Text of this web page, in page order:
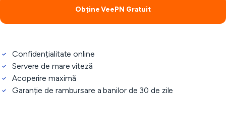
Obține VeePN Gratuit
Confidențialitate online
Servere de mare viteză
Acoperire maximă
Garanție de rambursare a banilor de 30 de zile